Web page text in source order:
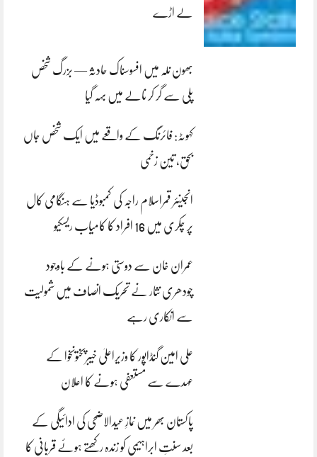
لے اڑے
بھون نلہ میں افسوسناک حادثہ — بزرگ شخص
پلی سے گر کر نالے میں بہہ گیا
کہوٹہ: فائرنگ کے واقعے میں ایک شخص جاں
بحق، تین زخمی
انجینئر قمراسلام راجہ کی کمبوڈیا سے ہنگامی کال
پر چکری میں 16 افراد کا کامیاب ریسکیو
عمران خان سے دوستی ہونے کے باوجود
چودھری نثار نے تحریک انصاف میں شمولیت
سے انکاری رہے
علی امین گنڈاپور کا وزیراعلیٰ خیبرپختونخوا کے
عہدے سے مستعفی ہونے کا اعلان
پاکستان بھر میں نمازِ عیدالاضحی کی ادائیگی کے
بعد سنتِ ابراہیمی کو زندہ رکھتے ہوئے قربانی کا